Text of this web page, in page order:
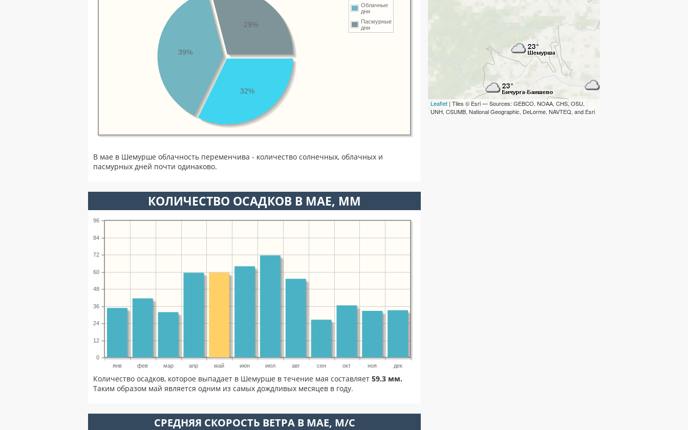
Облачные
дни
Пасмурные
дни
32%
39%
29%
В мае в Шемурше облачность переменчива - количество солнечных, облачных и
пасмурных дней почти одинаково.
КОЛИЧЕСТВО ОСАДКОВ В МАЕ, ММ
янв фев мар апр май июн июл авг сен окт ноя дек
0
12
24
36
48
60
72
84
96
Количество осадков, которое выпадает в Шемурше в течение мая составляет 59.3 мм.
Таким образом май является одним из самых дождливых месяцев в году.
СРЕДНЯЯ СКОРОСТЬ ВЕТРА В МАЕ, М/С
Leaflet | Tiles © Esri — Sources: GEBCO, NOAA, CHS, OSU,
UNH, CSUMB, National Geographic, DeLorme, NAVTEQ, and Esri